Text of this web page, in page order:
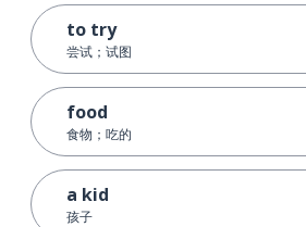
to try
尝试；试图
food
食物；吃的
a kid
孩子